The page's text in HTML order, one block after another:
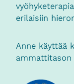
erilaisiin
Anne käyttää